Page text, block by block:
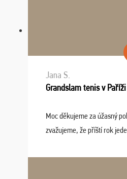
Jana S.
Grandslam tenis v
Moc děkujeme za úžasný
zvažujeme, že příští rok